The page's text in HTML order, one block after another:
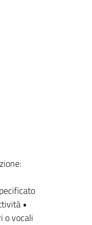
•
o vocali